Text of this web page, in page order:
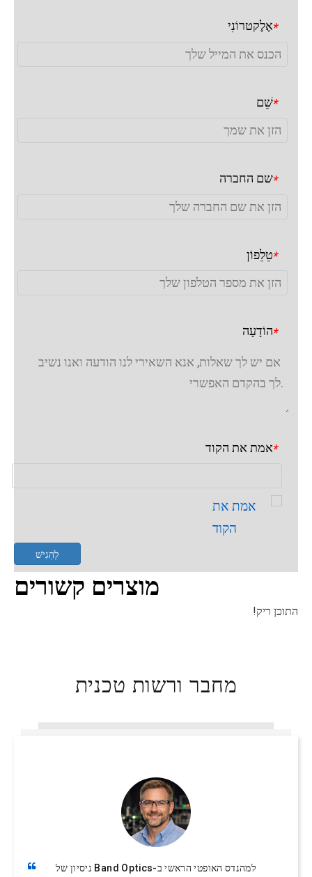
*אֶלֶקטרוֹנִי
*שֵׁם
*שם החברה
*טֵלֵפוֹן
*הוֹדָעָה
*אמת את הקוד
לְהַגִישׁ
מוצרים קשורים
התוכן ריק!
מחבר ורשות טכנית
למהנדס האופטי הראשי ב-Band Optics ניסיון של